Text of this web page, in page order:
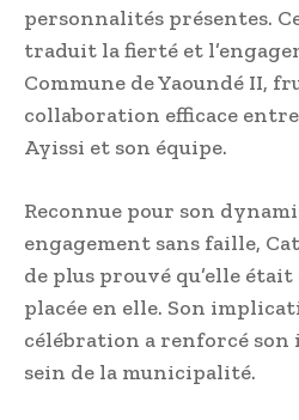
personnalités présentes.
traduit la fierté et
Commune de Yaoundé II,
collaboration efficace
Ayissi et son équipe.
Reconnue pour son
engagement sans faille,
de plus prouvé qu’elle
placée en elle. Son
célébration a renforcé son
sein de la municipalité.